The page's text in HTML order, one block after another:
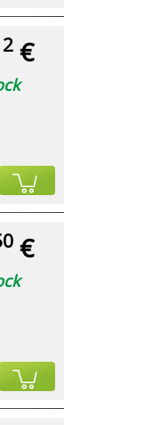
€
€